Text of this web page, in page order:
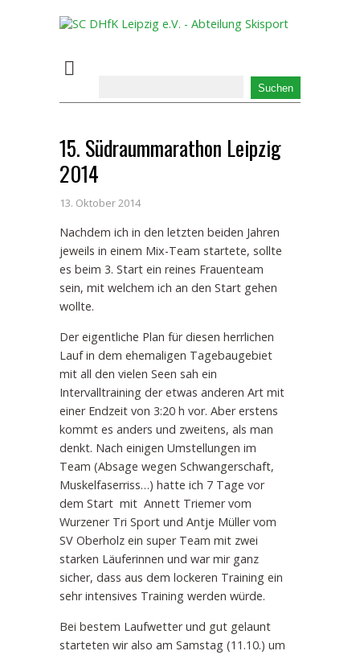
15. Südraummarathon Leipzig
2014
13. Oktober 2014
Nachdem ich in den letzten beiden Jahren
jeweils in einem Mix-Team startete, sollte
es beim 3. Start ein reines Frauenteam
sein, mit welchem ich an den Start gehen
wollte.
Der eigentliche Plan für diesen herrlichen
Lauf in dem ehemaligen Tagebaugebiet
mit all den vielen Seen sah ein
Intervalltraining der etwas anderen Art mit
einer Endzeit von 3:20 h vor. Aber erstens
kommt es anders und zweitens, als man
denkt. Nach einigen Umstellungen im
Team (Absage wegen Schwangerschaft,
Muskelfaserriss…) hatte ich 7 Tage vor
dem Start mit Annett Triemer vom
Wurzener Tri Sport und Antje Müller vom
SV Oberholz ein super Team mit zwei
starken Läuferinnen und war mir ganz
sicher, dass aus dem lockeren Training ein
sehr intensives Training werden würde.
Bei bestem Laufwetter und gut gelaunt
starteten wir also am Samstag (11.10.) um